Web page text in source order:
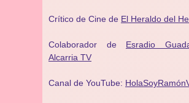
Crítico de Cine de El Heraldo del
Colaborador de Esradio
Alcarria TV
Canal de YouTube: